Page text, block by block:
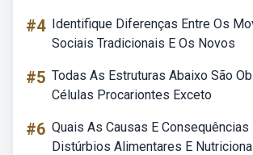
#4 Identifique Diferenças Entre Os
Sociais Tradicionais E Os Novos
#5 Todas As Estruturas Abaixo São
Células Procariontes Exceto
#6 Quais As Causas E Consequências
Distúrbios Alimentares E